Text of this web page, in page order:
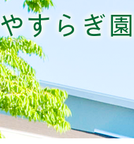
やすらぎ